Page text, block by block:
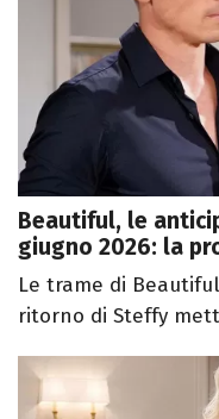
Beautiful, le
giugno 2026: la
Le trame di
ritorno di Steffy